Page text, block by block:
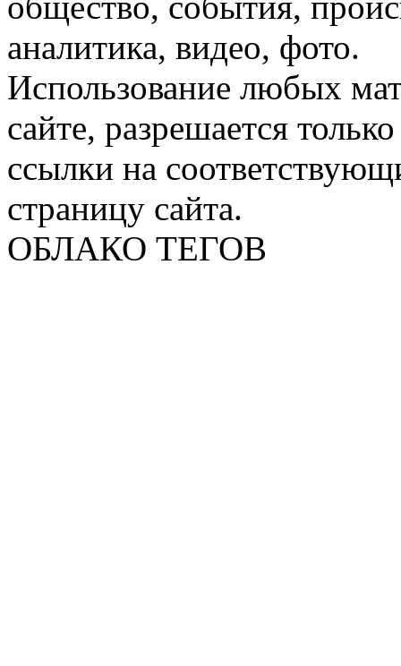
аналитика, видео, фото.
Использование любых
сайте, разрешается
ссылки на
страницу сайта.
ОБЛАКО ТЕГОВ